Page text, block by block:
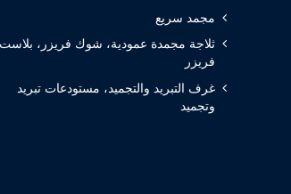
مجمد سريع
ثلاجة مجمدة عمودية، شوك فريزر، بلاست
فريزر
غرف التبريد والتجميد، مستودعات تبريد
وتجميد